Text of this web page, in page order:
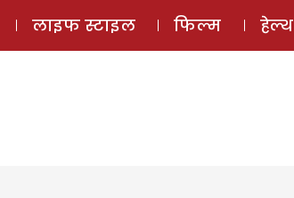
ई-मैगज़ीन
लाइफ स्टाइल फिल्म हेल्थ